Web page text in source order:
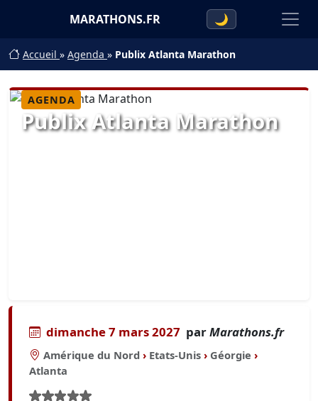
MARATHONS.FR 🌙
Accueil » Agenda » Publix Atlanta Marathon
AGENDA
Publix Atlanta Marathon
dimanche 7 mars 2027 parMarathons.fr
Amérique du Nord › Etats-Unis › Géorgie ›
Atlanta